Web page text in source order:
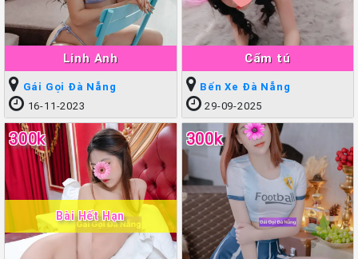
Linh Anh
Gái Gọi Đà Nẵng
16-11-2023
Cẩm tú
Bến Xe Đà Nẵng
29-09-2025
300k
Bài Hết Hạn
300k